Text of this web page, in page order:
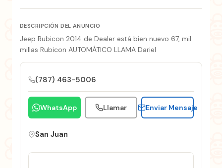
DESCRIPCIÓN DEL ANUNCIO
Jeep Rubicon 2014 de Dealer está bien nuevo 67, mil
millas Rubicon AUTOMÁTICO LLAMA Dariel
(787) 463-5006
WhatsApp Llamar Enviar Mensaje
San Juan